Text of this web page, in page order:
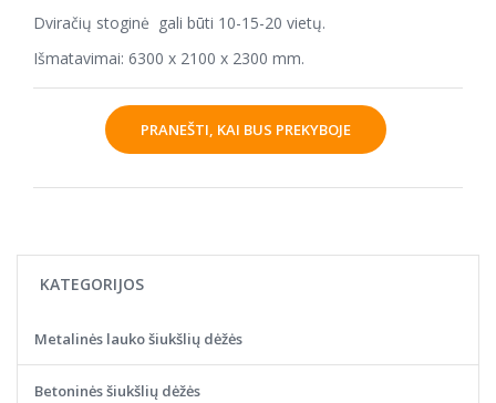
Dviračių stoginė gali būti 10-15-20 vietų.
Išmatavimai: 6300 x 2100 x 2300 mm.
PRANEŠTI, KAI BUS PREKYBOJE
KATEGORIJOS
Metalinės lauko šiukšlių dėžės
Betoninės šiukšlių dėžės